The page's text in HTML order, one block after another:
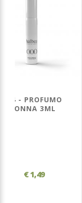
194 - PROFUMO
DONNA 3ML
€ 1,49